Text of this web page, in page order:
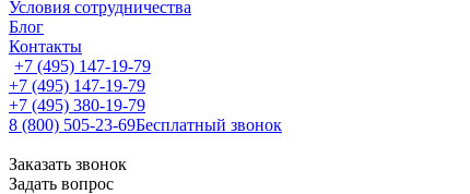
Условия сотрудничества
Блог
Контакты
+7 (495) 147-19-79
+7 (495) 147-19-79
+7 (495) 380-19-79
8 (800) 505-23-69Бесплатный звонок
Заказать звонок
Задать вопрос